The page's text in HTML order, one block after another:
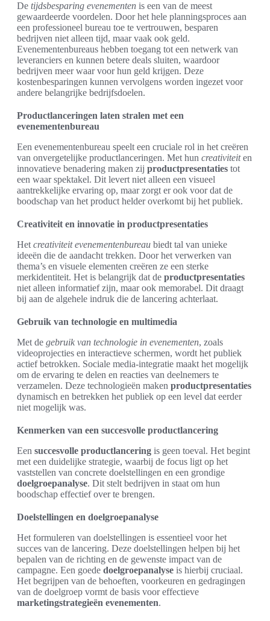
De tijdsbesparing evenementen is een van de meest
gewaardeerde voordelen. Door het hele planningsproces aan
een professioneel bureau toe te vertrouwen, besparen
bedrijven niet alleen tijd, maar vaak ook geld.
Evenementenbureaus hebben toegang tot een netwerk van
leveranciers en kunnen betere deals sluiten, waardoor
bedrijven meer waar voor hun geld krijgen. Deze
kostenbesparingen kunnen vervolgens worden ingezet voor
andere belangrijke bedrijfsdoelen.
Productlanceringen laten stralen met een
evenementenbureau
Een evenementenbureau speelt een cruciale rol in het creëren
van onvergetelijke productlanceringen. Met hun creativiteiten
innovatieve benadering maken zij productpresentaties tot
een waar spektakel. Dit levert niet alleen een visueel
aantrekkelijke ervaring op, maar zorgt er ook voor dat de
boodschap van het product helder overkomt bij het publiek.
Creativiteit en innovatie in productpresentaties
Het creativiteit evenementenbureau biedt tal van unieke
ideeën die de aandacht trekken. Door het verwerken van
thema’s en visuele elementen creëren ze een sterke
merkidentiteit. Het is belangrijk dat de productpresentaties
niet alleen informatief zijn, maar ook memorabel. Dit draagt
bij aan de algehele indruk die de lancering achterlaat.
Gebruik van technologie en multimedia
Met de gebruik van technologie in evenementen, zoals
videoprojecties en interactieve schermen, wordt het publiek
actief betrokken. Sociale media-integratie maakt het mogelijk
om de ervaring te delen en reacties van deelnemers te
verzamelen. Deze technologieën maken productpresentaties
dynamisch en betrekken het publiek op een level dat eerder
niet mogelijk was.
Kenmerken van een succesvolle productlancering
Een succesvolle productlancering is geen toeval. Het begint
met een duidelijke strategie, waarbij de focus ligt op het
vaststellen van concrete doelstellingen en een grondige
doelgroepanalyse. Dit stelt bedrijven in staat om hun
boodschap effectief over te brengen.
Doelstellingen en doelgroepanalyse
Het formuleren van doelstellingen is essentieel voor het
succes van de lancering. Deze doelstellingen helpen bij het
bepalen van de richting en de gewenste impact van de
campagne. Een goede doelgroepanalyse is hierbij cruciaal.
Het begrijpen van de behoeften, voorkeuren en gedragingen
van de doelgroep vormt de basis voor effectieve
marketingstrategieën evenementen.